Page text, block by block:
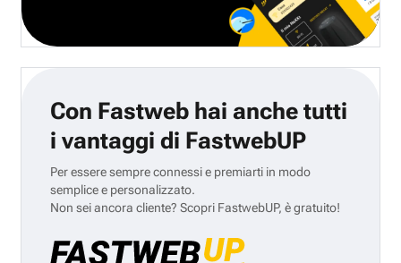
Con Fastweb hai anche tutti
i vantaggi di FastwebUP
Per essere sempre connessi e premiarti in modo
semplice e personalizzato.
Non sei ancora cliente? Scopri FastwebUP, è gratuito!